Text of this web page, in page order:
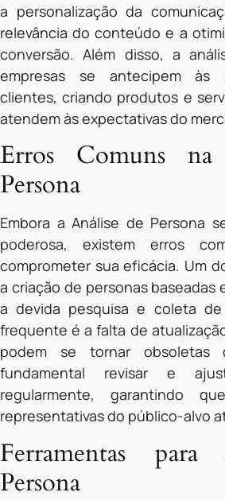
a personalização da
relevância do conteúdo e a
conversão. Além disso, a
empresas se antecipem às
clientes, criando produtos e
atendem às expectativas do
Erros Comuns
Persona
Embora a Análise de Persona
poderosa, existem erros
comprometer sua eficácia. Um
a criação de personas baseadas
a devida pesquisa e coleta
frequente é a falta de
podem se tornar
fundamental revisar e
regularmente, garantindo
representativas do público-alvo
Ferramentas
Persona